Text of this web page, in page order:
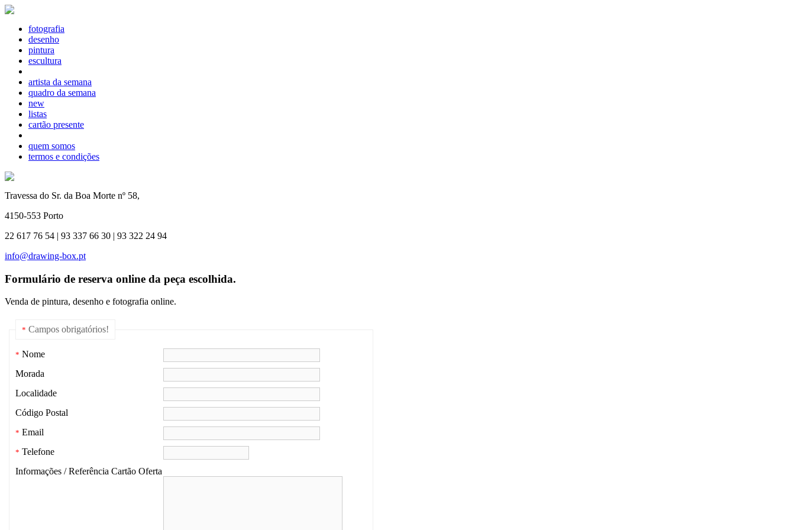
fotografia
desenho
pintura
escultura
artista da semana
quadro da semana
new
listas
cartão presente
quem somos
termos e condições
Travessa do Sr. da Boa Morte nº 58,
4150-553 Porto
22 617 76 54 | 93 337 66 30 | 93 322 24 94
info@drawing-box.pt
Formulário de reserva online da peça escolhida.
Venda de pintura, desenho e fotografia online.
* Campos obrigatórios!
* Nome
Morada
Localidade
Código Postal
* Email
* Telefone
Informações / Referência Cartão Oferta